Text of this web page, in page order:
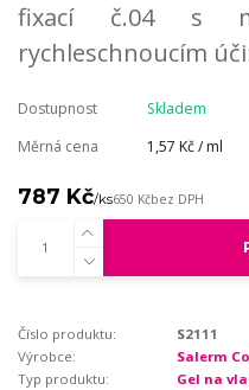
fixací č.04 s
rychleschnoucím
Dostupnost
Skladem
Měrná cena
1,57 Kč / ml
787 Kč/ks650 Kčbez DPH
Číslo produktu:
S2111
Výrobce:
Salerm
Typ produktu:
Gel na